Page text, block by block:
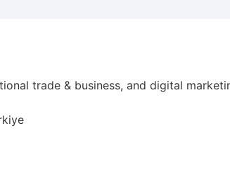
trade & business, and digital